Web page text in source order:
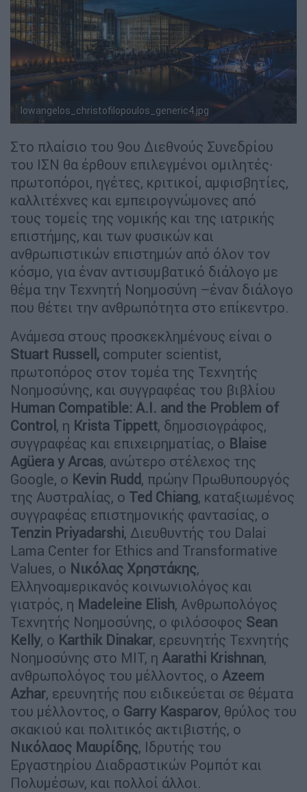
lowangelos_christofilopoulos_generic4.jpg
Στο πλαίσιο του 9ου Διεθνούς Συνεδρίου
του ΙΣΝ θα έρθουν επιλεγμένοι ομιλητές∙
πρωτοπόροι, ηγέτες, κριτικοί, αμφισβητίες,
καλλιτέχνες και εμπειρογνώμονες από
τους τομείς της νομικής και της ιατρικής
επιστήμης, και των φυσικών και
ανθρωπιστικών επιστημών από όλον τον
κόσμο, για έναν αντισυμβατικό διάλογο με
θέμα την Τεχνητή Νοημοσύνη –έναν διάλογο
που θέτει την ανθρωπότητα στο επίκεντρο.
Ανάμεσα στους προσκεκλημένους είναι ο
Stuart Russell , computer scientist,
πρωτοπόρος στον τομέα της Τεχνητής
Νοημοσύνης, και συγγραφέας του βιβλίου
Human Compatible: A.I. and the Problem of
Control , η Krista Tippett, δημοσιογράφος,
συγγραφέας και επιχειρηματίας, ο Blaise
Agüera y Arcas, ανώτερο στέλεχος της
Google, ο Kevin Rudd, πρώην Πρωθυπουργός
της Αυστραλίας, ο Ted Chiang, καταξιωμένος
συγγραφέας επιστημονικής φαντασίας, ο
Tenzin Priyadarshi, Διευθυντής του Dalai
Lama Center for Ethics and Transformative
Values, ο Νικόλας Χρηστάκης,
Ελληνοαμερικανός κοινωνιολόγος και
γιατρός, η Madeleine Elish, Ανθρωπολόγος
Τεχνητής Νοημοσύνης, ο φιλόσοφος Sean
Kelly, ο Karthik Dinakar, ερευνητής Τεχνητής
Νοημοσύνης στο MIT, η Aarathi Krishnan,
ανθρωπολόγος του μέλλοντος, ο Azeem
Azhar, ερευνητής που ειδικεύεται σε θέματα
του μέλλοντος, ο Garry Kasparov, θρύλος του
σκακιού και πολιτικός ακτιβιστής, o
Νικόλαος Μαυρίδης, Ιδρυτής του
Εργαστηρίου Διαδραστικών Ρομπότ και
Πολυμέσων, και πολλοί άλλοι.